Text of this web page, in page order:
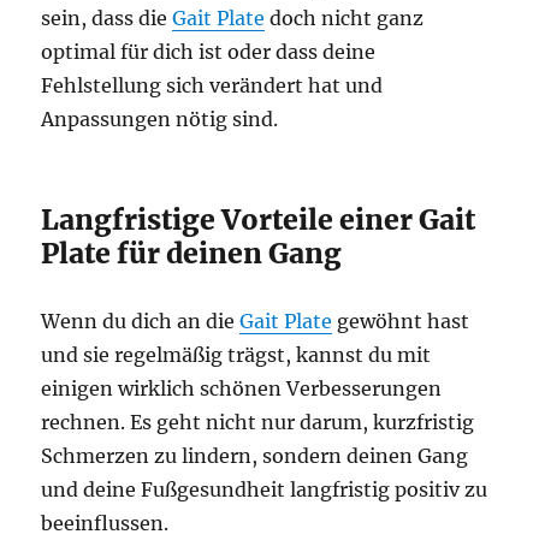
sein, dass dieGait Plate doch nicht ganz
optimal für dich ist oder dass deine
Fehlstellung sich verändert hat und
Anpassungen nötig sind.
Langfristige Vorteile einer Gait
Plate für deinen Gang
Wenn du dich an dieGait Plate gewöhnt hast
und sie regelmäßig trägst, kannst du mit
einigen wirklich schönen Verbesserungen
rechnen. Es geht nicht nur darum, kurzfristig
Schmerzen zu lindern, sondern deinen Gang
und deine Fußgesundheit langfristig positiv zu
beeinflussen.